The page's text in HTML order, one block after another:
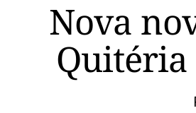
Nova
Quitéria